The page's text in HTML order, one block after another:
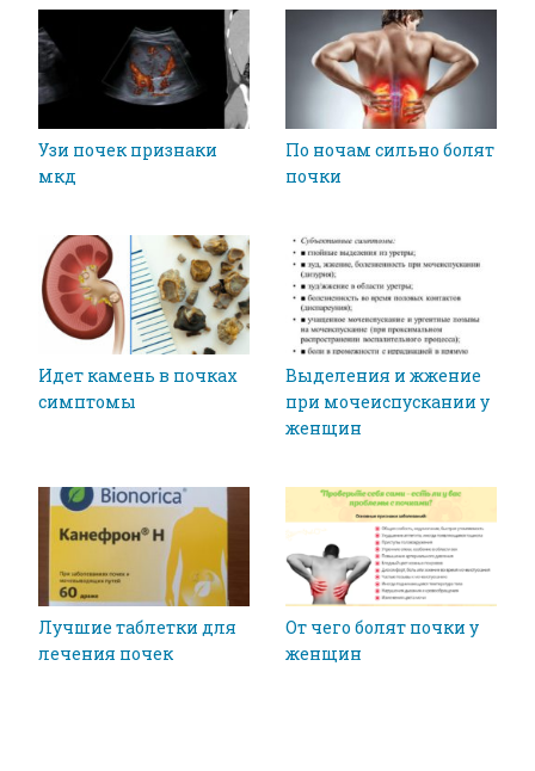
Узи почек признаки
мкд
По ночам сильно болят
почки
Идет камень в почках
симптомы
Выделения и жжение
при мочеиспускании у
женщин
Лучшие таблетки для
лечения почек
От чего болят почки у
женщин